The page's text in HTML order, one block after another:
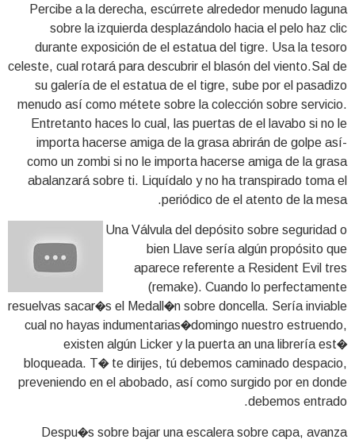
Percibe a la derecha, escúrrete alrededor menudo laguna
sobre la izquierda desplazándolo hacia el pelo haz clic
durante exposición de el estatua del tigre. Usa la tesoro
celeste, cual rotará para descubrir el blasón del viento.Sal de
su galería de el estatua de el tigre, sube por el pasadizo
menudo así­ como métete sobre la colección sobre servicio.
Entretanto haces lo cual, las puertas de el lavabo si no le
importa hacerse amiga de la grasa abrirán de golpe así­
como un zombi si no le importa hacerse amiga de la grasa
abalanzará sobre ti. Liquídalo y no ha transpirado toma el
periódico de el atento de la mesa.
Una Válvula del depósito sobre seguridad o
bien Llave serí­a algún propósito que
aparece referente a Resident Evil tres
(remake). Cuando lo perfectamente
resuelvas sacar�s el Medall�n sobre doncella. Serí­a inviable
cual no hayas indumentarias�domingo nuestro estruendo,
existen algún Licker y la puerta an una librería est�
bloqueada. T� te dirijes, tú debemos caminado despacio,
preveniendo en el abobado, así­ como surgido por en donde
debemos entrado.
Despu�s sobre bajar una escalera sobre capa, avanza